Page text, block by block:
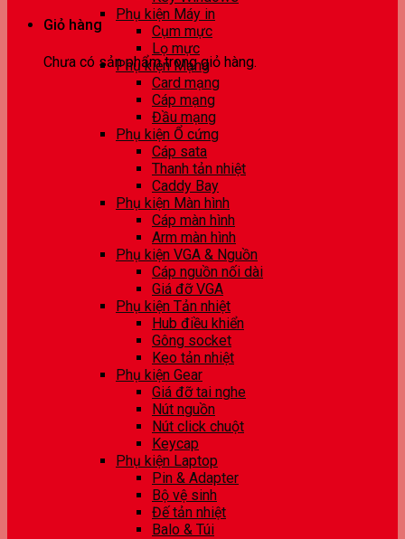
Giỏ hàng
Chưa có sản phẩm trong giỏ hàng.
Phụ kiện Máy in
Cụm mực
Lọ mực
Phụ kiện Mạng
Card mạng
Cáp mạng
Đầu mạng
Phụ kiện Ổ cứng
Cáp sata
Thanh tản nhiệt
Caddy Bay
Phụ kiện Màn hình
Cáp màn hình
Arm màn hình
Phụ kiện VGA & Nguồn
Cáp nguồn nối dài
Giá đỡ VGA
Phụ kiện Tản nhiệt
Hub điều khiển
Gông socket
Keo tản nhiệt
Phụ kiện Gear
Giá đỡ tai nghe
Nút nguồn
Nút click chuột
Keycap
Phụ kiện Laptop
Pin & Adapter
Bộ vệ sinh
Đế tản nhiệt
Balo & Túi